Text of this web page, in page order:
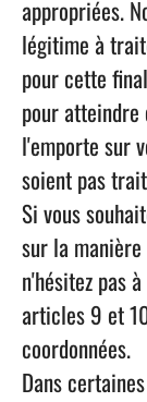
appropriées.
légitime à
pour cette
pour
l'emporte sur
soient pas
Si vous
sur la
n'hésitez pas
articles 9 et
coordonnées.
Dans